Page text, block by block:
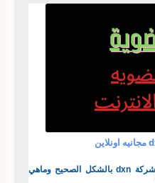
لمعرفة خطوات تسجيل العضوية في شركة dxn بالشكل الصحيح وماهي